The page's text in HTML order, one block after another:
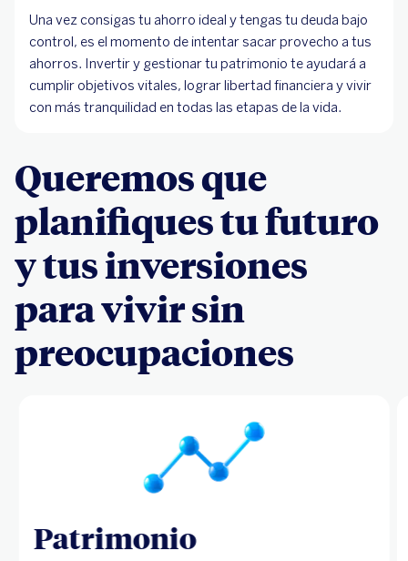
Una vez consigas tu ahorro ideal y tengas tu deuda bajo
control, es el momento de intentar sacar provecho a tus
ahorros. Invertir y gestionar tu patrimonio te ayudará a
cumplir objetivos vitales, lograr libertad financiera y vivir
con más tranquilidad en todas las etapas de la vida.
Queremos que
planifiques tu futuro
y tus inversiones
para vivir sin
preocupaciones
Patrimonio